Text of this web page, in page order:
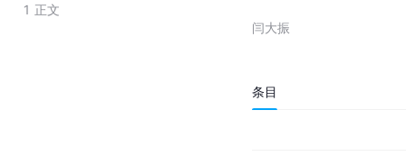
1 正文
闫大振
条目